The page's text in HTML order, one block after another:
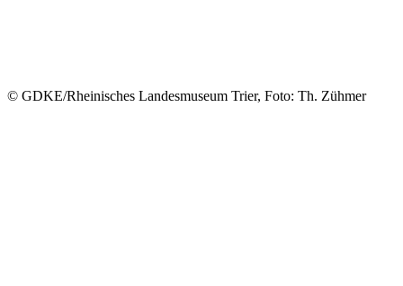
© GDKE/Rheinisches Landesmuseum Trier, Foto: Th. Zühmer